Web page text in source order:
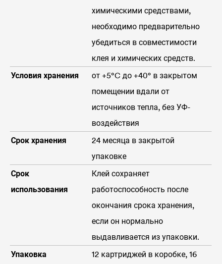
химическими средствами,
необходимо предварительно
убедиться в совместимости
клея и химических средств.
Условия хранения
от +5°C до +40° в закрытом
помещении вдали от
источников тепла, без УФ-
воздействия
Срок хранения
24 месяца в закрытой
упаковке
Срок
использования
Клей сохраняет
работоспособность после
окончания срока хранения,
если он нормально
выдавливается из упаковки.
Упаковка
12 картриджей в коробке, 16